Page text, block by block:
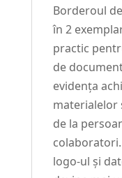
Borderoul
în 2
practic
de
evidența
materialelor
de la
logo-ul și